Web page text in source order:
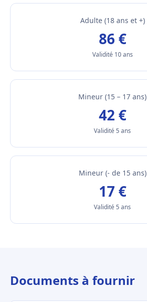
Adulte (18 ans et +)
86 €
Validité 10 ans
Mineur (15 – 17 ans)
42 €
Validité 5 ans
Mineur (- de 15 ans)
17 €
Validité 5 ans
Documents à fournir